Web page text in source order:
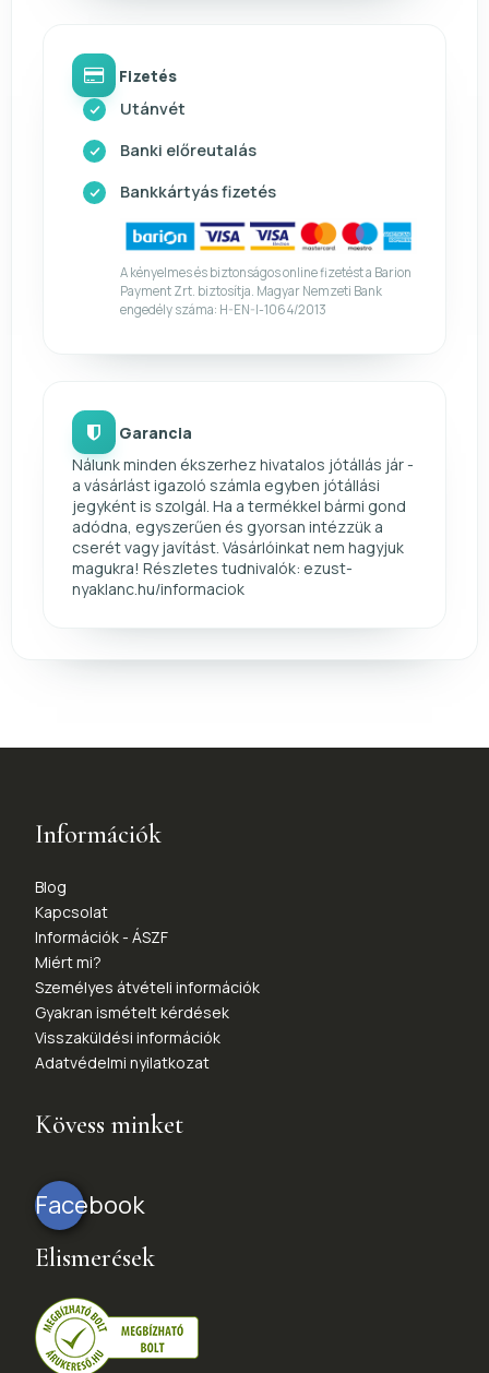
Fizetés
Utánvét
Banki előreutalás
Bankkártyás fizetés
A kényelmes és biztonságos online fizetést a Barion
Payment Zrt. biztosítja. Magyar Nemzeti Bank
engedély száma: H-EN-I-1064/2013
Garancia
Nálunk minden ékszerhez hivatalos jótállás jár -
a vásárlást igazoló számla egyben jótállási
jegyként is szolgál. Ha a termékkel bármi gond
adódna, egyszerűen és gyorsan intézzük a
cserét vagy javítást. Vásárlóinkat nem hagyjuk
magukra! Részletes tudnivalók: ezust-
nyaklanc.hu/informaciok
Információk
Blog
Kapcsolat
Információk - ÁSZF
Miért mi?
Személyes átvételi információk
Gyakran ismételt kérdések
Visszaküldési információk
Adatvédelmi nyilatkozat
Kövess minket
Facebook
Elismerések